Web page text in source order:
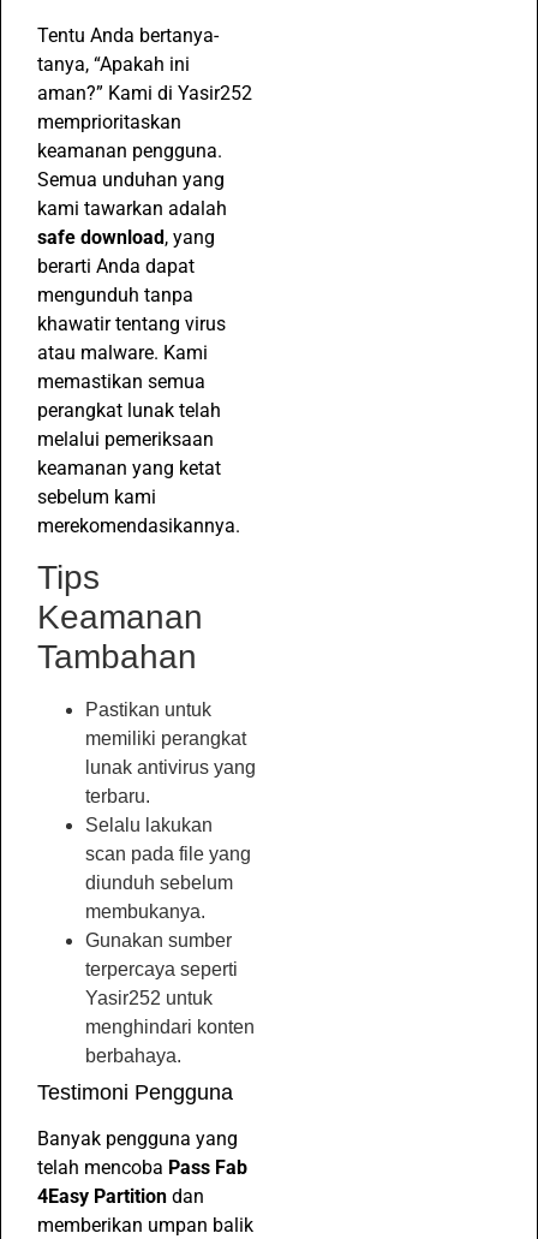
Tentu Anda bertanya-
tanya, “Apakah ini
aman?” Kami di Yasir252
memprioritaskan
keamanan pengguna.
Semua unduhan yang
kami tawarkan adalah
safe download, yang
berarti Anda dapat
mengunduh tanpa
khawatir tentang virus
atau malware. Kami
memastikan semua
perangkat lunak telah
melalui pemeriksaan
keamanan yang ketat
sebelum kami
merekomendasikannya.
Tips
Keamanan
Tambahan
Pastikan untuk
memiliki perangkat
lunak antivirus yang
terbaru.
Selalu lakukan
scan pada file yang
diunduh sebelum
membukanya.
Gunakan sumber
terpercaya seperti
Yasir252 untuk
menghindari konten
berbahaya.
Testimoni Pengguna
Banyak pengguna yang
telah mencoba Pass Fab
4Easy Partition dan
memberikan umpan balik